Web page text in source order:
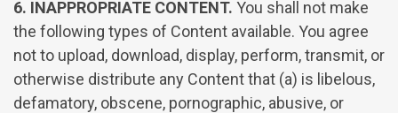
6. INAPPROPRIATE CONTENT. You shall not make
the following types of Content available. You agree
not to upload, download, display, perform, transmit, or
otherwise distribute any Content that (a) is libelous,
defamatory, obscene, pornographic, abusive, or